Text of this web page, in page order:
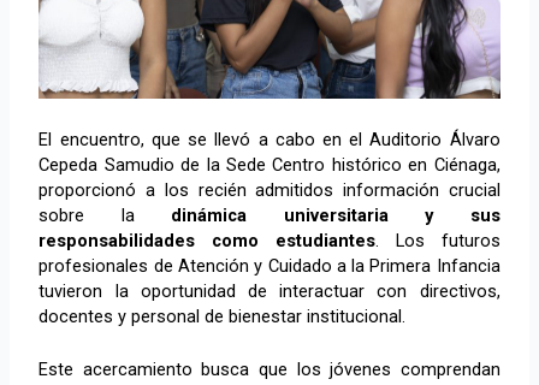
El encuentro, que se llevó a cabo en el Auditorio Álvaro
Cepeda Samudio de la Sede Centro histórico en Ciénaga,
proporcionó a los recién admitidos información crucial
sobre la dinámica universitaria y sus
responsabilidades como estudiantes. Los futuros
profesionales de Atención y Cuidado a la Primera Infancia
tuvieron la oportunidad de interactuar con directivos,
docentes y personal de bienestar institucional.
Este acercamiento busca que los jóvenes comprendan